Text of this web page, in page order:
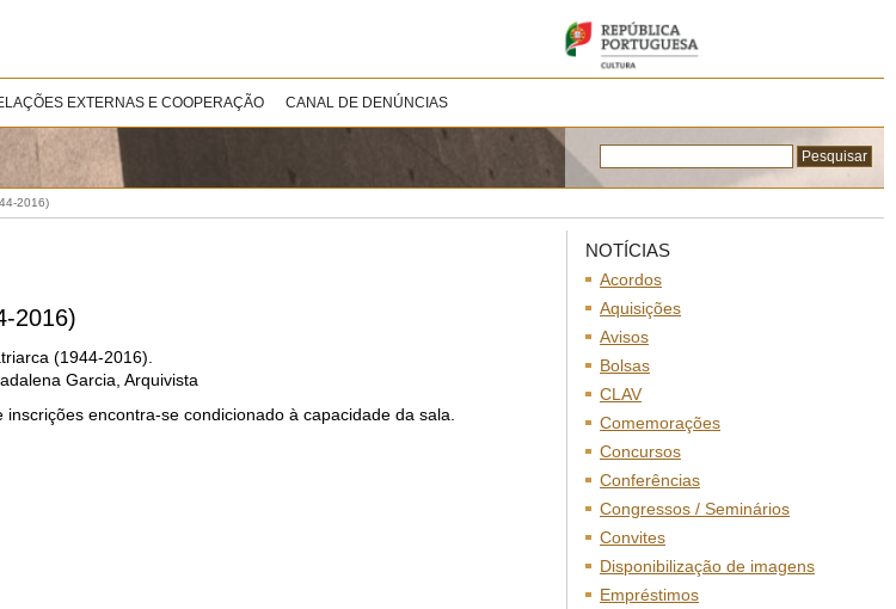
EXTERNAS E COOPERAÇÃO CANAL DE DENÚNCIAS
2016)
2016)
(1944-2016).
Garcia, Arquivista
inscrições encontra-se condicionado à capacidade da sala.
NOTÍCIAS
Acordos
Aquisições
Avisos
Bolsas
CLAV
Comemorações
Concursos
Conferências
Congressos / Seminários
Convites
Disponibilização de imagens
Empréstimos